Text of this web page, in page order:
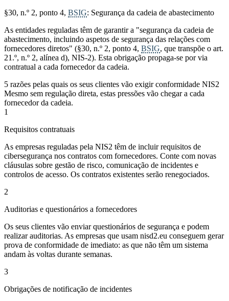
§30, n.º 2, ponto 4, BSIG: Segurança da cadeia de abastecimento
As entidades reguladas têm de garantir a "segurança da cadeia de
abastecimento, incluindo aspetos de segurança das relações com
fornecedores diretos" (§30, n.º 2, ponto 4, BSIG, que transpõe o art.
21.º, n.º 2, alínea d), NIS-2). Esta obrigação propaga-se por via
contratual a cada fornecedor da cadeia.
5 razões pelas quais os seus clientes vão exigir conformidade NIS2
Mesmo sem regulação direta, estas pressões vão chegar a cada
fornecedor da cadeia.
1
Requisitos contratuais
As empresas reguladas pela NIS2 têm de incluir requisitos de
cibersegurança nos contratos com fornecedores. Conte com novas
cláusulas sobre gestão de risco, comunicação de incidentes e
controlos de acesso. Os contratos existentes serão renegociados.
2
Auditorias e questionários a fornecedores
Os seus clientes vão enviar questionários de segurança e podem
realizar auditorias. As empresas que usam nisd2.eu conseguem gerar
prova de conformidade de imediato: as que não têm um sistema
andam às voltas durante semanas.
3
Obrigações de notificação de incidentes